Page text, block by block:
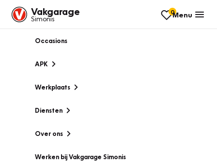
Vakgarage
Simonis
0Menu
Occasions
APK
Werkplaats
Diensten
Over ons
Werken bij Vakgarage Simonis